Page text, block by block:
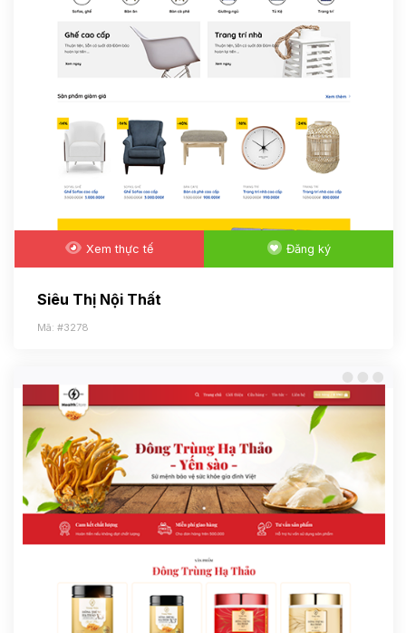
Xem thực tế Đăng ký
Siêu Thị Nội Thất
Mã: #3278